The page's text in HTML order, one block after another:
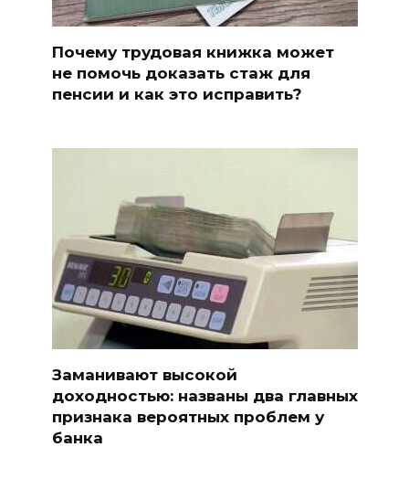
Почему трудовая книжка может
не помочь доказать стаж для
пенсии и как это исправить?
Заманивают высокой
доходностью: названы два главных
признака вероятных проблем у
банка